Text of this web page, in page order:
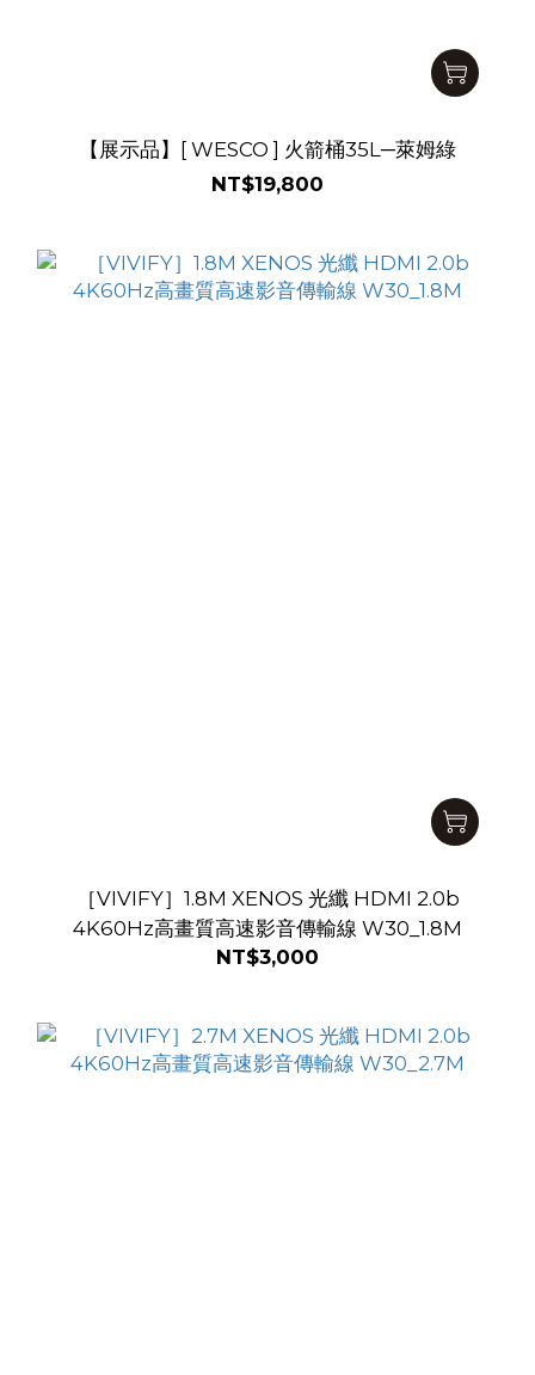
【展示品】[ WESCO ] 火箭桶35L─萊姆綠
NT$19,800
［VIVIFY］1.8M XENOS 光纖 HDMI 2.0b
4K60Hz高畫質高速影音傳輸線 W30_1.8M
NT$3,000